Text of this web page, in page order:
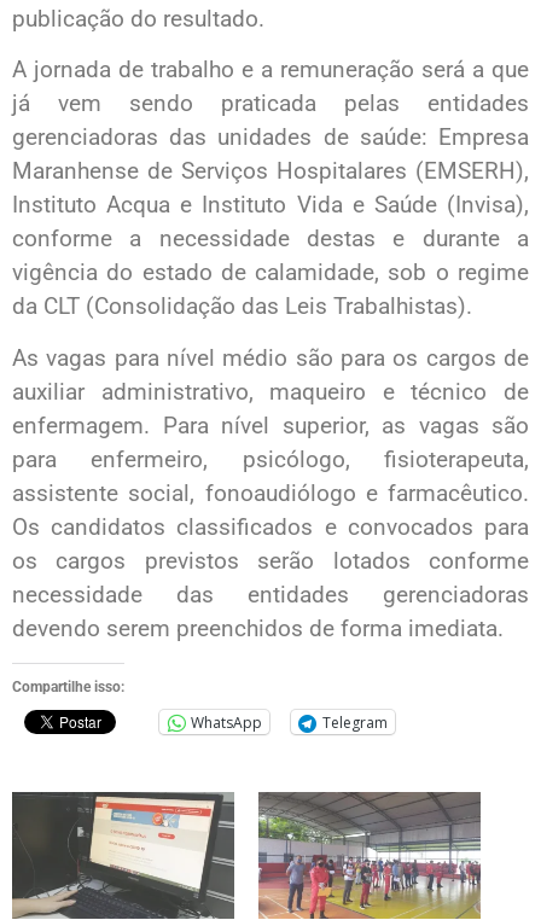
publicação do resultado.
A jornada de trabalho e a remuneração será a que
já vem sendo praticada pelas entidades
gerenciadoras das unidades de saúde: Empresa
Maranhense de Serviços Hospitalares (EMSERH),
Instituto Acqua e Instituto Vida e Saúde (Invisa),
conforme a necessidade destas e durante a
vigência do estado de calamidade, sob o regime
da CLT (Consolidação das Leis Trabalhistas).
As vagas para nível médio são para os cargos de
auxiliar administrativo, maqueiro e técnico de
enfermagem. Para nível superior, as vagas são
para enfermeiro, psicólogo, fisioterapeuta,
assistente social, fonoaudiólogo e farmacêutico.
Os candidatos classificados e convocados para
os cargos previstos serão lotados conforme
necessidade das entidades gerenciadoras
devendo serem preenchidos de forma imediata.
Compartilhe isso:
WhatsApp Telegram